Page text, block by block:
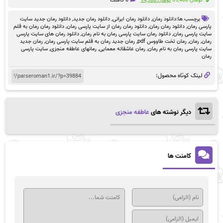
بود.
است.
برچسب ها:دانلود رمان,دانلود رمان ایرانی,دانلود رمان جدید,دانلود رمان جدید سایت
پارسی رمان,دانلود رمان رمان,دانلود رمان رمان از سایت پارسی رمان,دانلود رمان رمان به قلم
سایت پارسی رمان,دانلود رمان سایت پارسی رمان به نام رمان,دانلود رمان های سایت پارسی
رمان,رمان,رمان تخت طاووس pdf ,رمان جدید رمان به قلم سایت پارسی رمان,رمان جدید
سایت پارسی رمان به نام رمان,رمان عاشقانه معمایی,رمانهای عاطفه منجزی,سایت پارسی
رمان
لینک کوتاه محصول:
دیگر نوشته هایعاطفه منجزی
کامنت ها